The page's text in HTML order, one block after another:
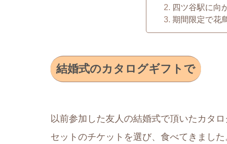
四ツ谷駅に向
期間限定で花
結婚式のカタログギフトで
以前参加した友人の結婚式で頂いたカタ
セットのチケットを選び、食べてきました